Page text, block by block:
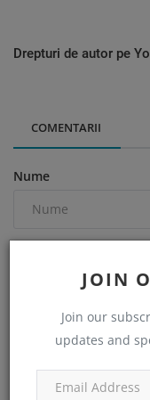
JOIN
Join our
updates and
Drepturi de autor pe
COMENTARII
Nume
Comentariu